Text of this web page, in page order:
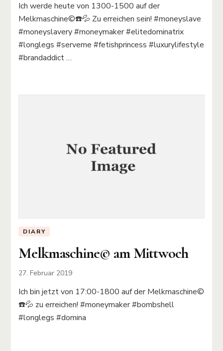
Ich werde heute von 1300-1500 auf der
Melkmaschine©️☎️💦 Zu erreichen sein! #moneyslave
#moneyslavery #moneymaker #elitedominatrix
#longlegs #serveme #fetishprincess #luxurylifestyle
#brandaddict …
DIARY
Melkmaschine©️ am Mittwoch
27. Februar 2019
Ich bin jetzt von 17:00-1800 auf der Melkmaschine©️
☎️💦 zu erreichen! #moneymaker #bombshell
#longlegs #domina